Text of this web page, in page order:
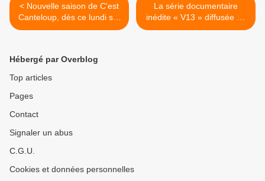
< Nouvelle saison de C'est
Canteloup, dès ce lundi sur
TF1.
La série documentaire
inédite « V13 » diffusée de
ce lundi à vendredi. >
Hébergé par Overblog
Top articles
Pages
Contact
Signaler un abus
C.G.U.
Cookies et données personnelles